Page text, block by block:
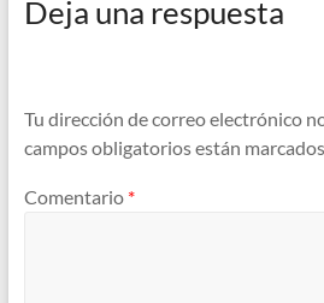
Deja una respuesta
Tu dirección de correo electrónico
campos obligatorios están
Comentario *